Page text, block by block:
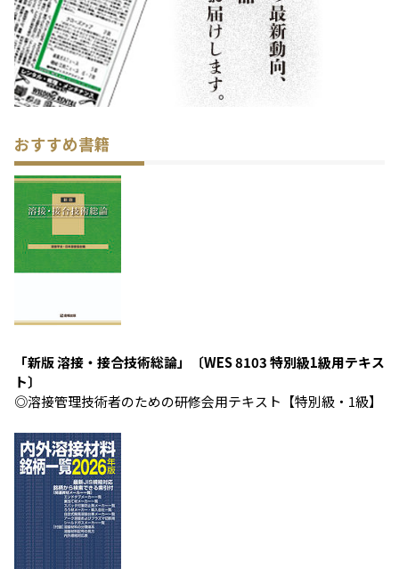
おすすめ書籍
「新版 溶接・接合技術総論」〔WES 8103 特別級1級用テキス
ト〕
◎溶接管理技術者のための研修会用テキスト【特別級・1級】